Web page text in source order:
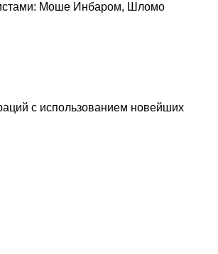
Моше Инбаром, Шломо
с использованием новейших